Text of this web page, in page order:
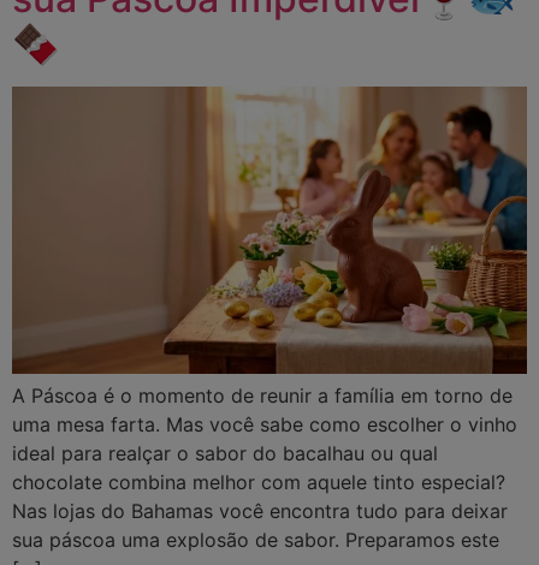
🍫
A Páscoa é o momento de reunir a família em torno de
uma mesa farta. Mas você sabe como escolher o vinho
ideal para realçar o sabor do bacalhau ou qual
chocolate combina melhor com aquele tinto especial?
Nas lojas do Bahamas você encontra tudo para deixar
sua páscoa uma explosão de sabor. Preparamos este